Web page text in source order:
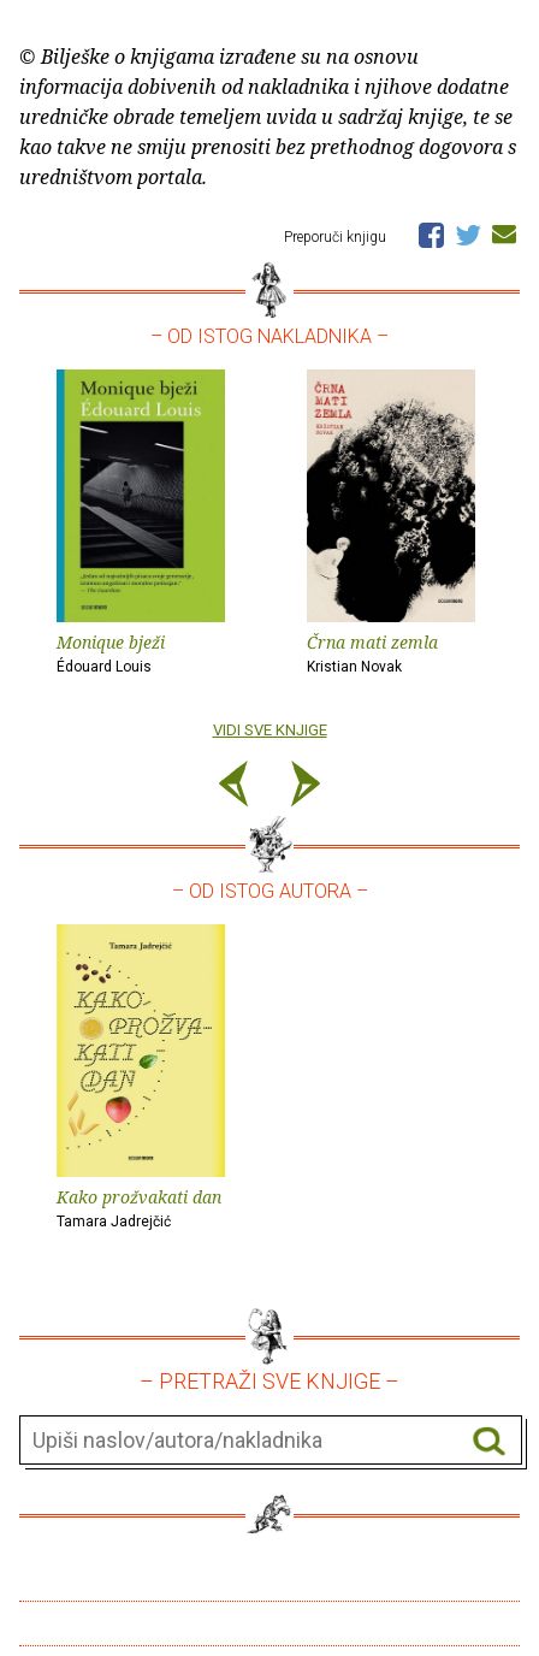
© Bilješke o knjigama izrađene su na osnovu
informacija dobivenih od nakladnika i njihove dodatne
uredničke obrade temeljem uvida u sadržaj knjige, te se
kao takve ne smiju prenositi bez prethodnog dogovora s
uredništvom portala.
Preporuči knjigu
– OD ISTOG NAKLADNIKA –
Monique bježi
Édouard Louis
Črna mati zemla
Kristian Novak
VIDI SVE KNJIGE
– OD ISTOG AUTORA –
Kako prožvakati dan
Tamara Jadrejčić
– PRETRAŽI SVE KNJIGE –